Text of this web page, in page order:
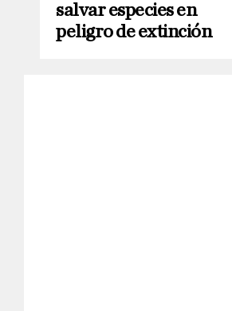
salvar especies en
peligro de extinción